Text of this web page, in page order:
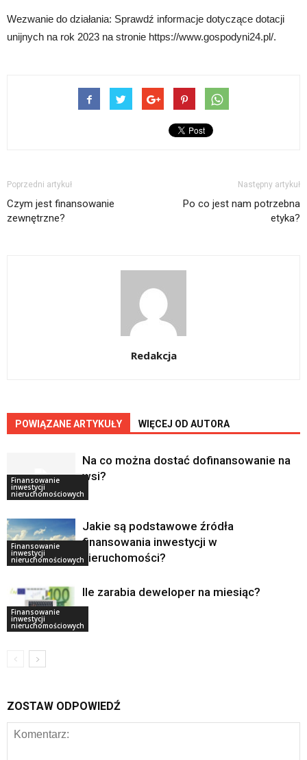
Wezwanie do działania: Sprawdź informacje dotyczące dotacji
unijnych na rok 2023 na stronie https://www.gospodyni24.pl/.
Poprzedni artykuł
Czym jest finansowanie
zewnętrzne?
Następny artykuł
Po co jest nam potrzebna
etyka?
Redakcja
POWIĄZANE ARTYKUŁY WIĘCEJ OD AUTORA
Finansowanie
inwestycji
nieruchomościowych
Na co można dostać dofinansowanie na
wsi?
Finansowanie
inwestycji
nieruchomościowych
Jakie są podstawowe źródła
finansowania inwestycji w
nieruchomości?
Finansowanie
inwestycji
nieruchomościowych
Ile zarabia deweloper na miesiąc?
ZOSTAW ODPOWIEDŹ